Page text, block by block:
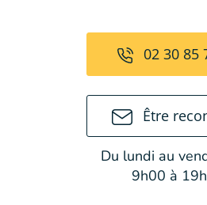
02 30 85
Être
Du lundi au
9h00 à